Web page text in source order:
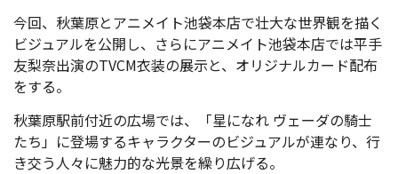
今回、秋葉原とアニメイト池袋本店で壮大な世界観を描く
ビジュアルを公開し、さらにアニメイト池袋本店では平手
友梨奈出演のTVCM衣装の展示と、オリジナルカード配布
をする。
秋葉原駅前付近の広場では、「星になれ ヴェーダの騎士
たち」に登場するキャラクターのビジュアルが連なり、行
き交う人々に魅力的な光景を繰り広げる。